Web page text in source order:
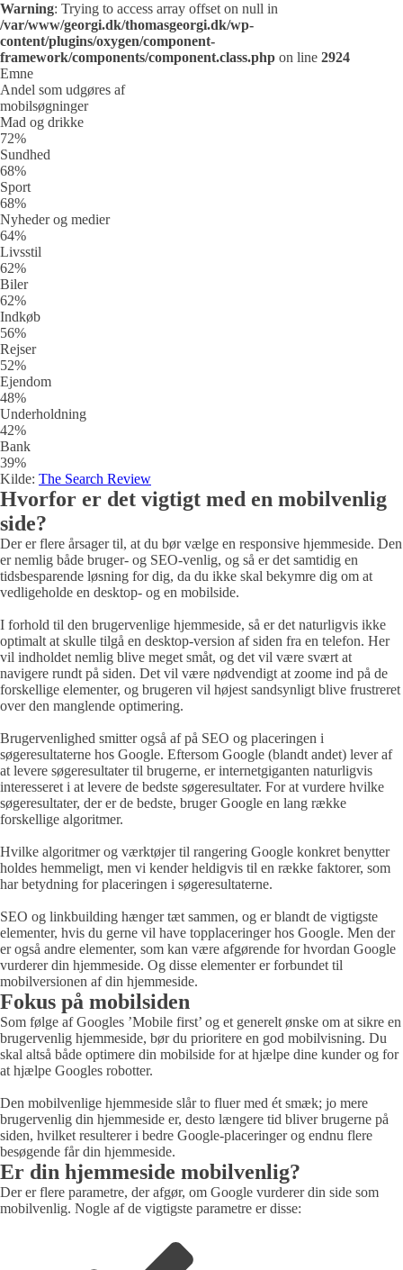
Warning: Trying to access array offset on null in
/var/www/georgi.dk/thomasgeorgi.dk/wp-
content/plugins/oxygen/component-
framework/components/component.class.php on line 2924
Emne
Andel som udgøres af
mobilsøgninger
Mad og drikke
72%
Sundhed
68%
Sport
68%
Nyheder og medier
64%
Livsstil
62%
Biler
62%
Indkøb
56%
Rejser
52%
Ejendom
48%
Underholdning
42%
Bank
39%
Kilde: The Search Review
Hvorfor er det vigtigt med en mobilvenlig
side?
Der er flere årsager til, at du bør vælge en responsive hjemmeside. Den
er nemlig både bruger- og SEO-venlig, og så er det samtidig en
tidsbesparende løsning for dig, da du ikke skal bekymre dig om at
vedligeholde en desktop- og en mobilside.
I forhold til den brugervenlige hjemmeside, så er det naturligvis ikke
optimalt at skulle tilgå en desktop-version af siden fra en telefon. Her
vil indholdet nemlig blive meget småt, og det vil være svært at
navigere rundt på siden. Det vil være nødvendigt at zoome ind på de
forskellige elementer, og brugeren vil højest sandsynligt blive frustreret
over den manglende optimering.
Brugervenlighed smitter også af på SEO og placeringen i
søgeresultaterne hos Google. Eftersom Google (blandt andet) lever af
at levere søgeresultater til brugerne, er internetgiganten naturligvis
interesseret i at levere de bedste søgeresultater. For at vurdere hvilke
søgeresultater, der er de bedste, bruger Google en lang række
forskellige algoritmer.
Hvilke algoritmer og værktøjer til rangering Google konkret benytter
holdes hemmeligt, men vi kender heldigvis til en række faktorer, som
har betydning for placeringen i søgeresultaterne.
SEO og linkbuilding hænger tæt sammen, og er blandt de vigtigste
elementer, hvis du gerne vil have topplaceringer hos Google. Men der
er også andre elementer, som kan være afgørende for hvordan Google
vurderer din hjemmeside. Og disse elementer er forbundet til
mobilversionen af din hjemmeside.
Fokus på mobilsiden
Som følge af Googles ’Mobile first’ og et generelt ønske om at sikre en
brugervenlig hjemmeside, bør du prioritere en god mobilvisning. Du
skal altså både optimere din mobilside for at hjælpe dine kunder og for
at hjælpe Googles robotter.
Den mobilvenlige hjemmeside slår to fluer med ét smæk; jo mere
brugervenlig din hjemmeside er, desto længere tid bliver brugerne på
siden, hvilket resulterer i bedre Google-placeringer og endnu flere
besøgende får din hjemmeside.
Er din hjemmeside mobilvenlig?
Der er flere parametre, der afgør, om Google vurderer din side som
mobilvenlig. Nogle af de vigtigste parametre er disse: